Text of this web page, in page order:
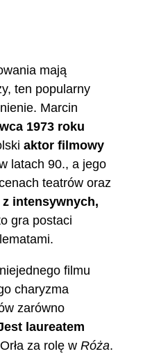
mają
ten popularny
Marcin
1973 roku
aktor filmowy
latach 90., a jego
teatrów oraz
intensywnych,
gra postaci
filmu
charyzma
zarówno
laureatem
za rolę w Róża.